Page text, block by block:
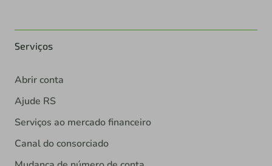
Serviços
Abrir conta
Ajude RS
Serviços ao mercado financeiro
Canal do consorciado